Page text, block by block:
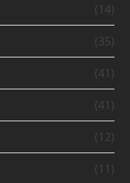
(14)
(35)
(41)
(41)
(12)
(11)